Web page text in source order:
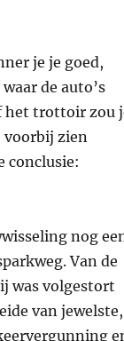
je je goed,
de auto’s
het trottoir zou
voorbij zien
conclusie:
nog
Van de
was volgestort
van jewelste,